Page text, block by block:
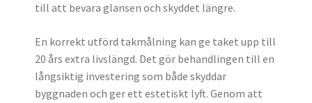
till att bevara glansen och skyddet längre.
En korrekt utförd takmålning kan ge taket upp till
20 års extra livslängd. Det gör behandlingen till en
långsiktig investering som både skyddar
byggnaden och ger ett estetiskt lyft. Genom att